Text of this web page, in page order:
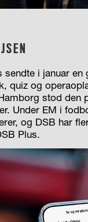
sendte i januar
quiz og
stod den
Under EM i
og DSB har
Plus.